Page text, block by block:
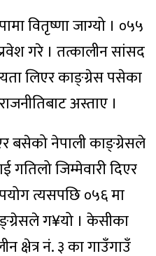
वितृष्णा जाग्यो । ०५५
गरे । तत्कालीन सांसद
लिएर काङ्ग्रेस पसेका
अस्ताए ।
बसेको नेपाली काङ्ग्रेसले
गतिलो जिम्मेवारी दिएर
त्यसपछि ०५६ मा
ग¥यो । केसीका
क्षेत्र नं. ३ का गाउँगाउँ